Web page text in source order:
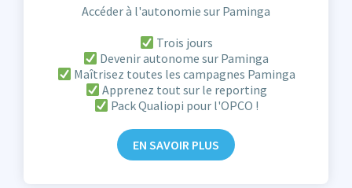
Accéder à l'autonomie sur Paminga
Trois jours
Devenir autonome sur Paminga
Maîtrisez toutes les campagnes Paminga
Apprenez tout sur le reporting
Pack Qualiopi pour l'OPCO !
EN SAVOIR PLUS